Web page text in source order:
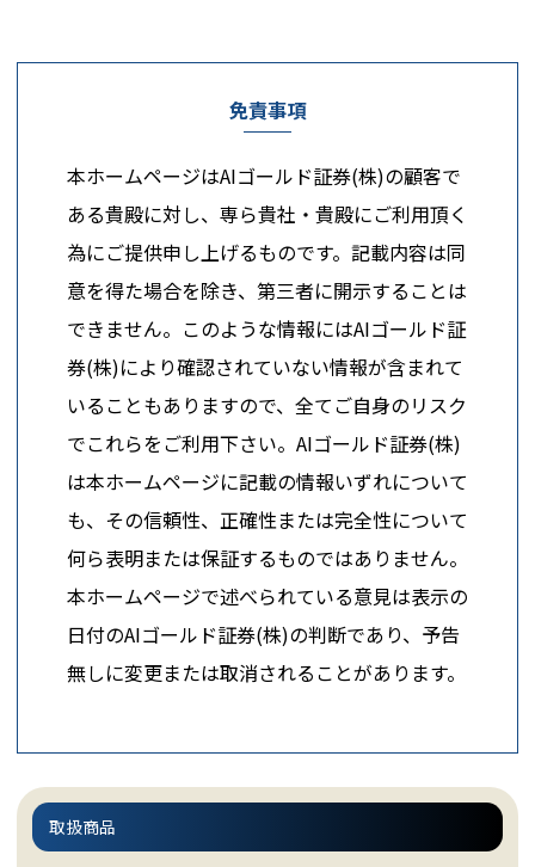
免責事項
本ホームページはAIゴールド証券(株)の顧客で
ある貴殿に対し、専ら貴社・貴殿にご利用頂く
為にご提供申し上げるものです。記載内容は同
意を得た場合を除き、第三者に開示することは
できません。このような情報にはAIゴールド証
券(株)により確認されていない情報が含まれて
いることもありますので、全てご自身のリスク
でこれらをご利用下さい。AIゴールド証券(株)
は本ホームページに記載の情報いずれについて
も、その信頼性、正確性または完全性について
何ら表明または保証するものではありません。
本ホームページで述べられている意見は表示の
日付のAIゴールド証券(株)の判断であり、予告
無しに変更または取消されることがあります。
取扱商品